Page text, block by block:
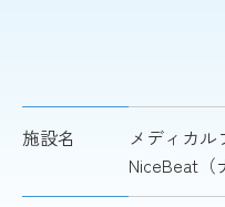
施設名
メディカル
NiceBeat（